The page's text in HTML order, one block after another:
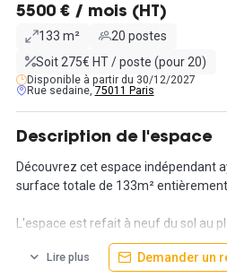
5500 € / mois (HT)
133 m²
20 postes
Soit 275€ HT / poste (pour 20)
Disponible à partir du 30/12/2027
Rue sedaine,75011 Paris
Description de l'espace
Découvrez cet espace indépendant
surface totale de 133m² entièrement
L'espace est refait à neuf du sol au
Lire plus Demander un